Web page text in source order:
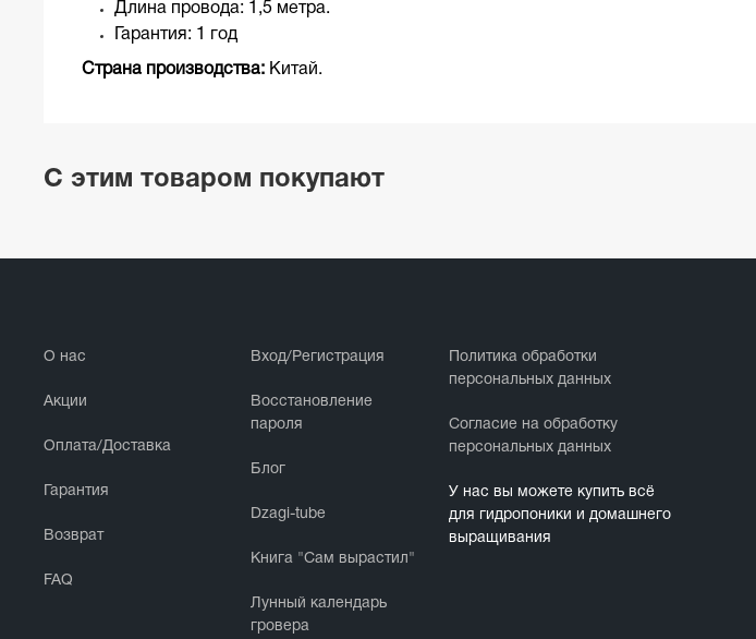
Длина провода: 1,5 метра.
Гарантия: 1 год
Страна производства: Китай.
С этим товаром покупают
О нас
Акции
Оплата/Доставка
Гарантия
Возврат
FAQ
Вход/Регистрация
Восстановление
пароля
Блог
Dzagi-tube
Книга "Сам вырастил"
Лунный календарь
гровера
Политика обработки
персональных данных
Cогласие на обработку
персональных данных
У нас вы можете купить всё
для гидропоники и домашнего
выращивания